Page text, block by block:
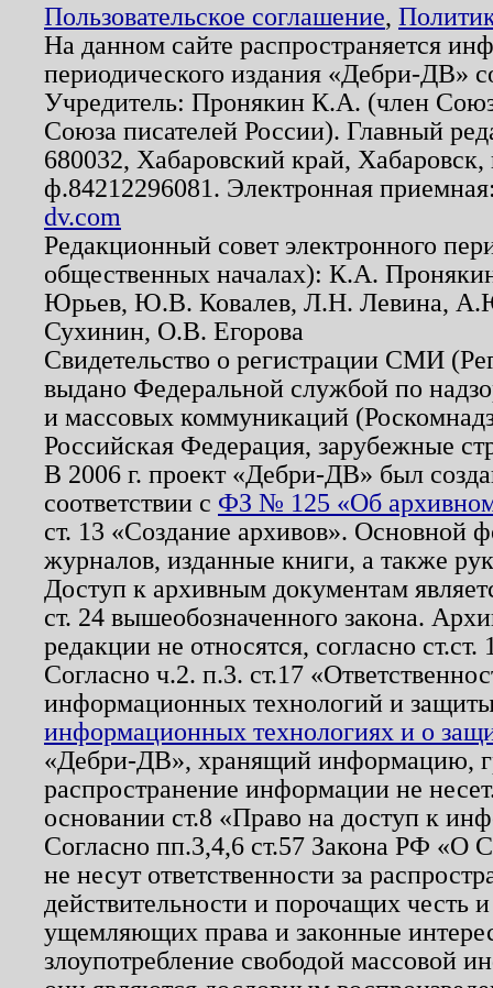
Пользовательское соглашение,
На данном сайте распространяется
периодического издания «Дебри-ДВ»
Учредитель: Пронякин К.А. (член
Союза писателей России). Главный
680032, Хабаровский край,
ф.84212296081. Электронная
dv.com
Редакционный совет электронного
общественных началах): К.А.
Юрьев, Ю.В. Ковалев, Л.Н. Левина,
Сухинин, О.В. Егорова
Свидетельство о регистрации СМИ
выдано Федеральной службой по
и массовых коммуникаций
Российская Федерация, зарубежные
В 2006 г. проект «Дебри-ДВ» был
соответствии с ФЗ № 125 «Об
ст. 13 «Создание архивов». Основной
журналов, изданные книги, а также
Доступ к архивным документам
ст. 24 вышеобозначенного закона.
редакции не относятся, согласно
Согласно ч.2. п.3. ст.17
информационных технологий и
информационных технологиях и о
«Дебри-ДВ», хранящий информацию,
распространение информации не
основании ст.8 «Право на доступ к
Согласно пп.3,4,6 ст.57 Закона РФ «О
не несут ответственности за
действительности и порочащих честь
ущемляющих права и законные
злоупотребление свободой массовой